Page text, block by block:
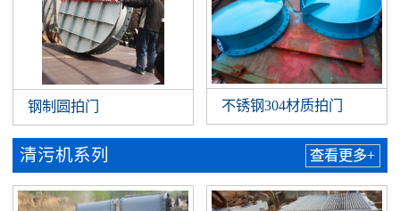
钢制圆拍门 不锈钢304材质拍门
清污机系列 查看更多+